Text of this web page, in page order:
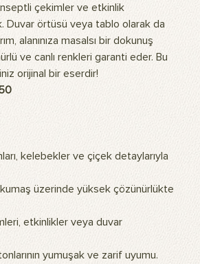
çekimler ve etkinlik
Duvar örtüsü veya tablo olarak da
alanınıza masalsı bir dokunuş
ve canlı renkleri garanti eder. Bu
orijinal bir eserdir!
kelebekler ve çiçek detaylarıyla
üzerinde yüksek çözünürlükte
etkinlikler veya duvar
yumuşak ve zarif uyumu.